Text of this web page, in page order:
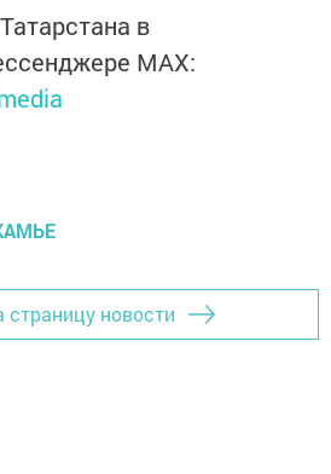
в
MАХ:
страницу новости